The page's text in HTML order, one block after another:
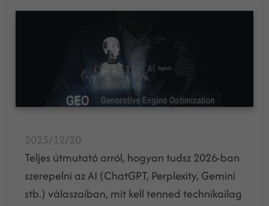
2025/12/20
Teljes útmutató arról, hogyan tudsz 2026-ban
szerepelni az AI (ChatGPT, Perplexity, Gemini
stb.) válaszaiban, mit kell tenned technikailag